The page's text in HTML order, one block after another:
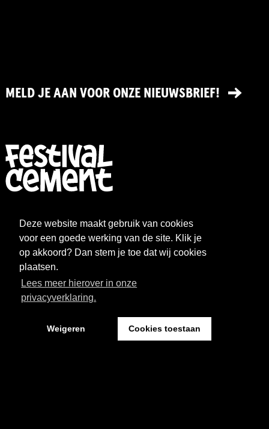
Deze website maakt gebruik van cookies
voor een goede werking van de site. Klik je
op akkoord? Dan stem je toe dat wij cookies
plaatsen.
Lees meer hierover in onze
privacyverklaring.
Weigeren Cookies toestaan
MELD JE AAN VOOR ONZE NIEUWSBRIEF!
WAT WE DOEN
OVER CEMENT
ARCHIEF
FAQ
FESTIVAL CEMENT
Kantoor: Pand 18 - Sint Josephstraat 18